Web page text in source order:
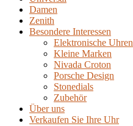
Damen
Zenith
Besondere Interessen
Elektronische Uhren
Kleine Marken
Nivada Croton
Porsche Design
Stonedials
Zubehör
Über uns
Verkaufen Sie Ihre Uhr